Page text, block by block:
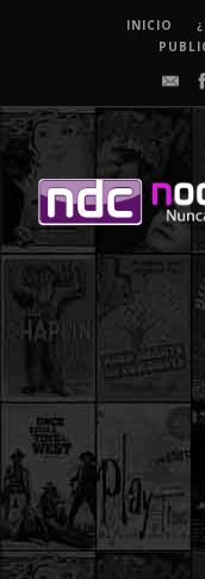
INICIO